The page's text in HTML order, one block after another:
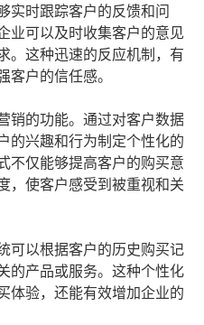
实时跟踪客户的反馈和问
业可以及时收集客户的意见
。这种迅速的反应机制，有
户的信任感。
销的功能。通过对客户数据
的兴趣和行为制定个性化的
不仅能够提高客户的购买意
，使客户感受到被重视和关
可以根据客户的历史购买记
的产品或服务。这种个性化
体验，还能有效增加企业的